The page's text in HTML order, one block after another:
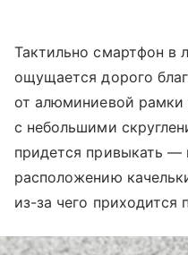
Тактильно смартфон в
ощущается дорого
от алюминиевой рамки
с небольшими
придется привыкать
расположению
из-за чего приходится